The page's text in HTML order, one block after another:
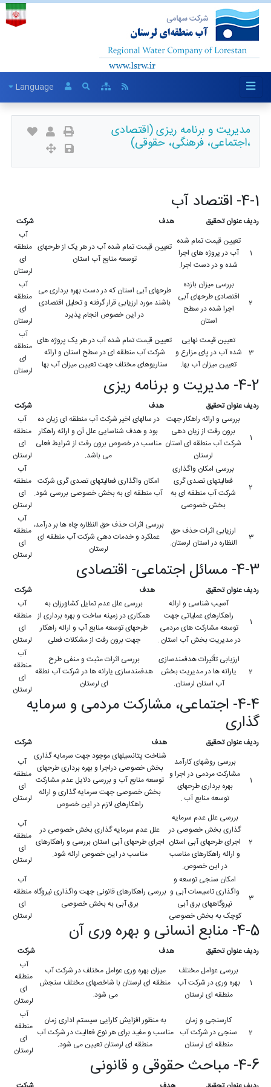
Language
مدیریت و برنامه ریزی (اقتصادی
،اجتماعی، فرهنگی، حقوقی)
4-1- اقتصاد آب
ردیفعنوان تحقیق هدف شرکت
1
تعیین قیمت تمام شده
آب در پروژه های اجرا
شده و در دست اجرا.
تعیین قیمت تمام شده آب در هر یک از طرحهای
توسعه منابع آب استان
آب
منطقه
ای
لرستان
2
بررسی میزان بازده
اقتصادی طرحهای آبی
اجرا شده در سطح
استان
طرحهای آبی استان که در دست بهره برداری می
باشند مورد ارزیابی قرار گرفته و تحلیل اقتصادی
در این خصوص انجام پذیرد
آب
منطقه
ای
لرستان
3
تعیین قیمت نهایی
شده آب در پای مزارع و
تعیین میزان آب بها.
تعیین قیمت تمام شده آب در هر یک پروژه های
شرکت آب منطقه ای در سطح استان و ارائه
سناریوهای مختلف جهت تعیین میزان آب بها
آب
منطقه
ای
لرستان
4-2- مدیریت و برنامه ریزی
ردیفعنوان تحقیق هدف شرکت
1
بررسی و ارائه راهکار جهت
برون رفت از زیان دهی
شرکت آب منطقه ای استان
لرستان
در سالهای اخیر شرکت آب منطقه ای زیان ده
بود و هدف شناسایی علل آن و ارائه راهکار
مناسب در خصوص برون رفت از شرایط فعلی
می باشد.
آب
منطقه
ای
لرستان
2
بررسی امکان واگذاری
فعالیتهای تصدی گری
شرکت آب منطقه ای به
بخش خصوصی
امکان واگذاری فعالیتهای تصدی گری شرکت
آب منطقه ای به بخش خصوصی بررسی شود.
آب
منطقه
ای
لرستان
3
ارزیابی اثرات حذف حق
النظاره در استان لرستان.
بررسی اثرات حذف حق النظاره چاه ها بر درآمد،
عملکرد و خدمات دهی شرکت آب منطقه ای
لرستان
آب
منطقه
ای
لرستان
4-3- مسائل اجتماعی- اقتصادی
ردیفعنوان تحقیق هدف شرکت
1
آسیب شناسی و ارائه
راهکارهای عملیاتی جهت
توسعه مشارکت های مردمی
در مدیریت بخش آب استان .
بررسی علل عدم تمایل کشاورزان به
همکاری در زمینه ساخت و بهره برداری از
طرحهای توسعه منابع آب و ارائه راهکار
جهت برون رفت از مشکلات فعلی
آب
منطقه
ای
لرستان
2
ارزیابی تأثیرات هدفمندسازی
یارانه ها در مدیریت بخش
آب استان لرستان.
بررسی اثرات مثبت و منفی طرح
هدفمندسازی یارانه ها در شرکت آب نطقه
ای لرستان
آب
منطقه
ای
لرستان
4-4- اجتماعی، مشارکت مردمی و سرمایه
گذاری
ردیفعنوان تحقیق هدف شرکت
1
بررسی روشهای کارآمد
مشارکت مردمی در اجرا و
بهره برداری طرحهای
توسعه منابع آب .
شناخت پتانسیلهای موجود جهت سرمایه گذاری
بخش خصوصی دراجرا و بهره برداری طرحهای
توسعه منابع آب و بررسی دلایل عدم مشارکت
بخش خصوصی جهت سرمایه گذاری و ارائه
راهکارهای لازم در این خصوص
آب
منطقه
ای
لرستان
2
بررسی علل عدم سرمایه
گذاری بخش خصوصی در
اجرای طرحهای آبی استان
و ارائه راهکارهای مناسب
در این خصوص.
علل عدم سرمایه گذاری بخش خصوصی در
اجرای طرحهای آبی استان بررسی و راهکارهای
مناسب در این خصوص ارائه شود.
آب
منطقه
ای
لرستان
3
امکان سنجی توسعه و
واگذاری تاسیسات آبی و
نیروگاههای برق آبی
کوچک به بخش خصوصی
بررسی راهکارهای قانونی جهت واگذاری نیروگاه
برق آبی به بخش خصوصی
آب
منطقه
ای
لرستان
4-5- منابع انسانی و بهره وری آن
ردیفعنوان تحقیق هدف شرکت
1
بررسی عوامل مختلف
بهره وری در شرکت آب
منطقه ای لرستان
میزان بهره وری عوامل مختلف در شرکت آب
منطقه ای لرستان با شاخصهای مختلف سنجش
می شود.
آب
منطقه
ای
لرستان
2
کارسنجی و زمان
سنجی در شرکت آب
منطقه ای لرستان
به منظور افزایش کارایی سیستم اداری زمان
مناسب و مفید برای هر نوع فعالیت در شرکت آب
منطقه ای لرستان تعیین می شود.
آب
منطقه
ای
لرستان
4-6- مباحث حقوقی و قانونی